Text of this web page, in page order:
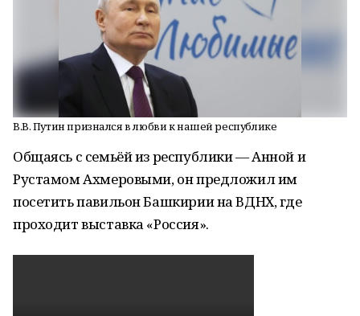
В.В. Путин признался в любви к нашей республике
Общаясь с семьёй из республики — Анной и
Рустамом Ахмеровыми, он предложил им
посетить павильон Башкирии на ВДНХ, где
проходит выставка «Россия».